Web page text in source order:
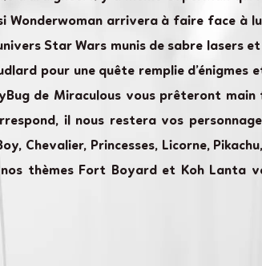
Wonderwoman arrivera à faire face à
Star Wars munis de sabre lasers
pour une quête remplie d’énigmes
de Miraculous vous prêteront
il nous restera vos
Chevalier, Princesses, Licorne,
thèmes Fort Boyard et Koh Lanta